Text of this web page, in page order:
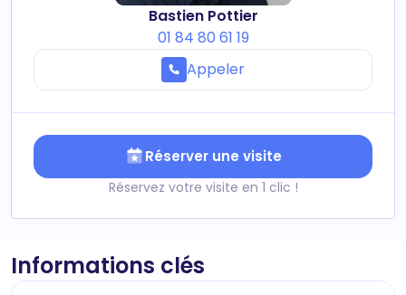
Bastien Pottier
01 84 80 61 19
Appeler
Réserver une visite
Réservez votre visite en 1 clic !
Informations clés